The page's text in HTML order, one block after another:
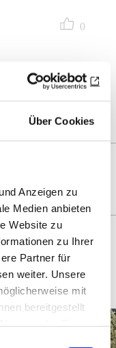
Über Cookies
Anzeigen zu
Medien anbieten
Website zu
zu Ihrer
Partner für
weiter. Unsere
mit
bereitgestellt
0